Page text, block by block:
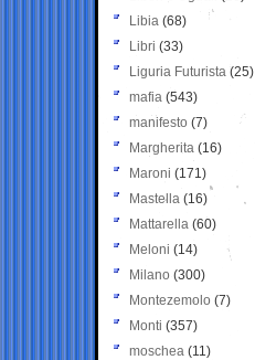
Libia (68)
Libri (33)
Liguria Futurista (25)
mafia (543)
manifesto (7)
Margherita (16)
Maroni (171)
Mastella (16)
Mattarella (60)
Meloni (14)
Milano (300)
Montezemolo (7)
Monti (357)
moschea (11)